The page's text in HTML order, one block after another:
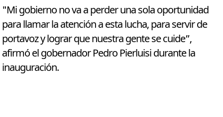
"Mi gobierno no va a perder una sola oportunidad
para llamar la atención a esta lucha, para servir de
portavoz y lograr que nuestra gente se cuide”,
afirmó el gobernador Pedro Pierluisi durante la
inauguración.